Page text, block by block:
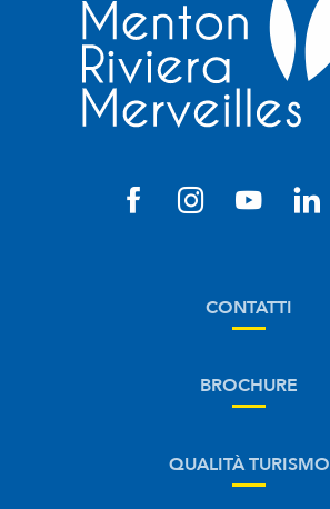
CONTATTI
BROCHURE
QUALITÀ TURISMO